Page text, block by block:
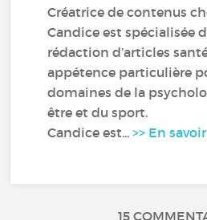
Créatrice de contenus
Candice est spécialisée
rédaction d’articles
appétence particulière
domaines de la
être et du sport.
Candice est...>> En
15